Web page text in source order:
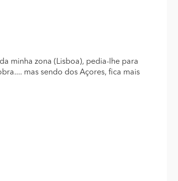
minha zona (Lisboa), pedia-lhe para
mas sendo dos Açores, fica mais